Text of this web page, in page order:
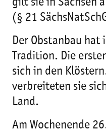
gilt sie in Sachsen
(§ 21
Der Obstanbau hat
Tradition. Die
sich in den
verbreiteten sie
Land.
Am Wochenende